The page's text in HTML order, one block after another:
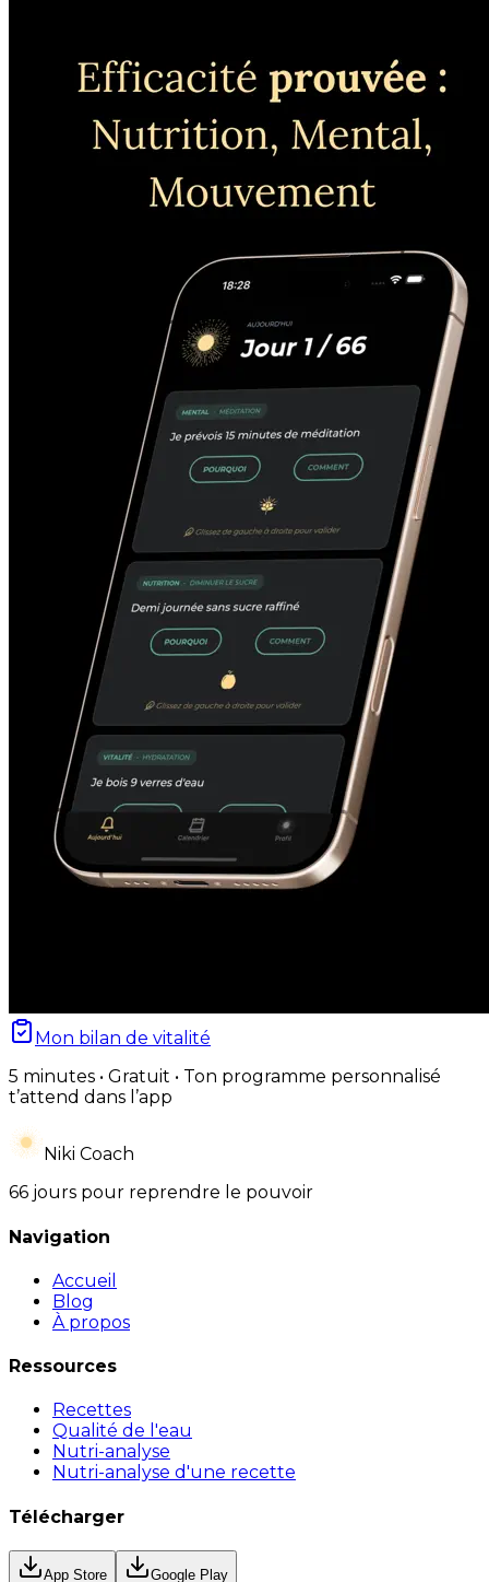
Mon bilan de vitalité
5 minutes • Gratuit • Ton programme personnalisé
t’attend dans l’app
Niki Coach
66 jours pour reprendre le pouvoir
Navigation
Accueil
Blog
À propos
Ressources
Recettes
Qualité de l'eau
Nutri-analyse
Nutri-analyse d'une recette
Télécharger
App Store Google Play